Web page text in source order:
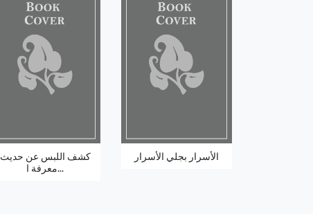
كشف اللبس عن حديث
معرفة ا...
الأسرار بجلي الأسرار